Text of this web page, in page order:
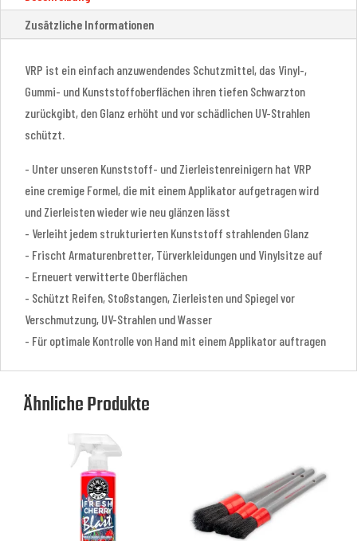
Zusätzliche Informationen
VRP ist ein einfach anzuwendendes Schutzmittel, das Vinyl-,
Gummi- und Kunststoffoberflächen ihren tiefen Schwarzton
zurückgibt, den Glanz erhöht und vor schädlichen UV-Strahlen
schützt.
- Unter unseren Kunststoff- und Zierleistenreinigern hat VRP
eine cremige Formel, die mit einem Applikator aufgetragen wird
und Zierleisten wieder wie neu glänzen lässt
- Verleiht jedem strukturierten Kunststoff strahlenden Glanz
- Frischt Armaturenbretter, Türverkleidungen und Vinylsitze auf
- Erneuert verwitterte Oberflächen
- Schützt Reifen, Stoßstangen, Zierleisten und Spiegel vor
Verschmutzung, UV-Strahlen und Wasser
- Für optimale Kontrolle von Hand mit einem Applikator auftragen
Ähnliche Produkte